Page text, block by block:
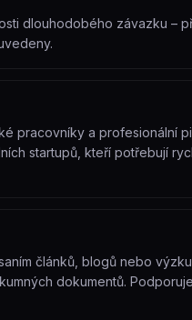
dlouhodobého závazku –
pracovníky a profesionální
startupů, kteří potřebují
článků, blogů nebo
dokumentů.